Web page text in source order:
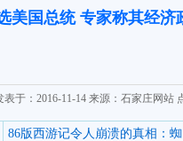
美国总统 专家称其经济
表于：2016-11-14 来源：石家庄网站
86版西游记令人崩溃的真相：蜘